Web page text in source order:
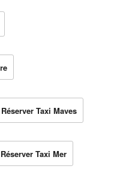
Réserver Taxi Maves
Réserver Taxi Mer